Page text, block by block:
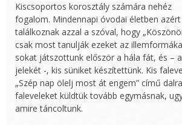
Kiscsoportos korosztály számára nehéz
fogalom. Mindennapi óvodai életben
találkoznak azzal a szóval, hogy
csak most tanulják ezeket az
sokat játszottunk először a hála fát, és –
jelekét -, kis süniket készítettünk. Kis
„Szép nap ölelj most át engem” című
faleveleket küldtük tovább egymásnak,
amire táncoltunk.